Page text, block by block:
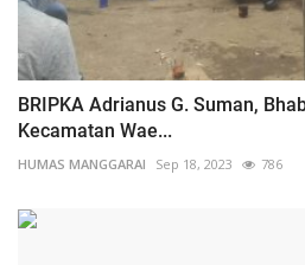
BRIPKA Adrianus G. Suman,
Kecamatan Wae...
HUMAS MANGGARAI Sep 18, 2023 786